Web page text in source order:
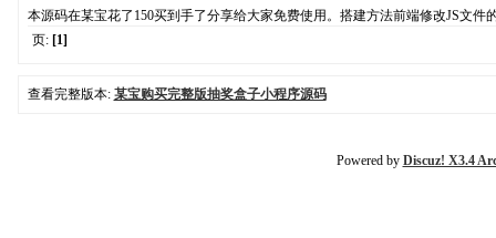
本源码在某宝花了150买到手了分享给大家免费使用。搭建方法前端修改JS文
页: [1]
查看完整版本: 某宝购买完整版抽奖盒子小程序源码
Powered by Discuz! X3.4